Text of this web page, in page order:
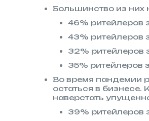
Большинство из них
46% ритейлеров
43% ритейлеров
32% ритейлеров
35% ритейлеров
Во время пандемии
остаться в
наверстать
39% ритейлеров